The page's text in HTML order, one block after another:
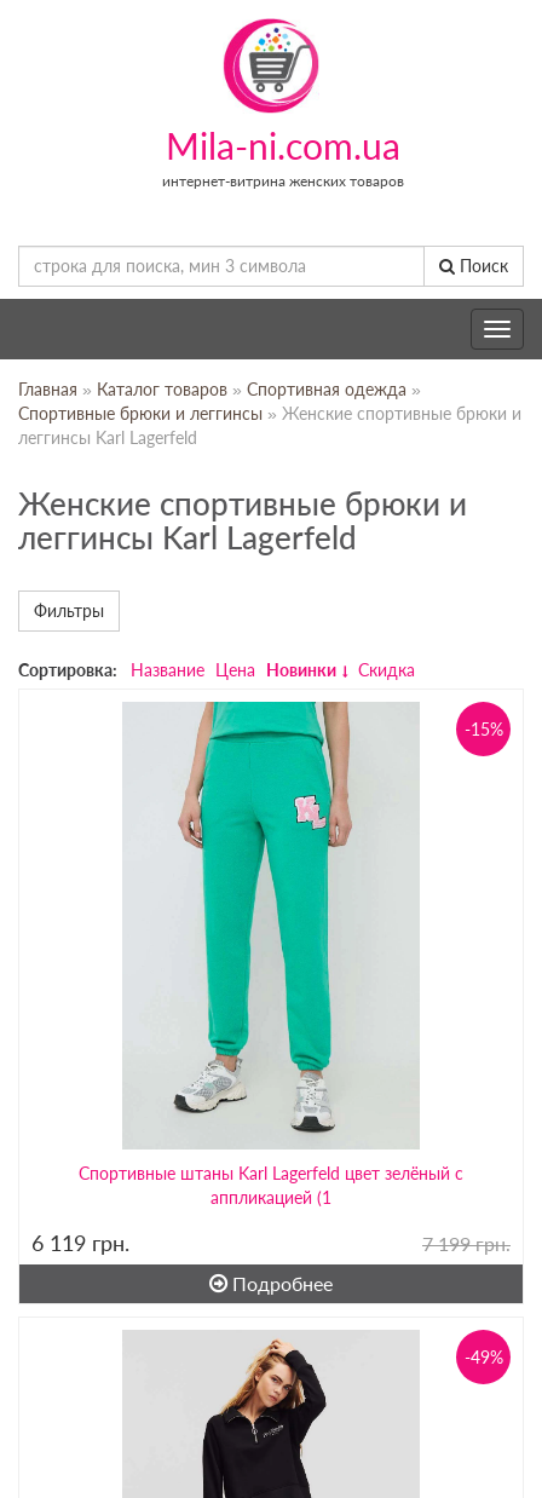
Mila-ni.com.ua
интернет-витрина женских товаров
Поиск
Toggle
Главная » Каталог товаров » Спортивная одежда »
Спортивные брюки и леггинсы » Женские спортивные брюки и
леггинсы Karl Lagerfeld
Женские спортивные брюки и
леггинсы Karl Lagerfeld
Фильтры
Сортировка: Название Цена Новинки Скидка
Спортивные штаны Karl Lagerfeld цвет зелёный с
аппликацией (1
-15%
6 119 грн.
7 199 грн.
Подробнее
-49%